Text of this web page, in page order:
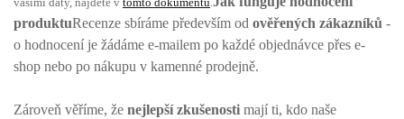
vašimi daty, najdete v tomto dokumentu.
produktuRecenze sbíráme především od ověřených zákazníků -
o hodnocení je žádáme e-mailem po každé objednávce přes e-
shop nebo po nákupu v kamenné prodejně.
Zároveň věříme, že nejlepší zkušenosti mají ti, kdo naše